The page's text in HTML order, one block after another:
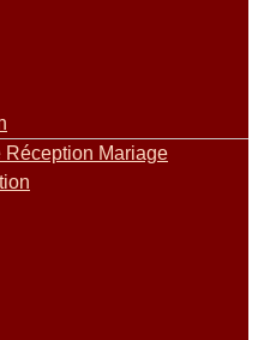
Réception Mariage